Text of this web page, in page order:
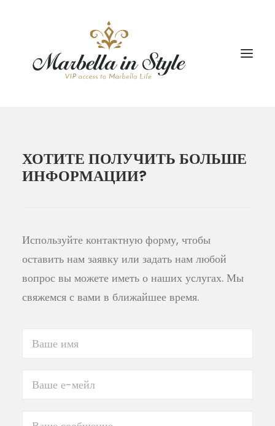
ТУРЫ
ОБРАЗ ЖИЗНИ
КЕЙТЕРИНГ И МЕРОПРИЯТИЯ
MICE
ХОТИТЕ ПОЛУЧИТЬ БОЛЬШЕ
ИНФОРМАЦИИ?
Используйте контактную форму, чтобы
оставить нам заявку или задать нам любой
вопрос вы можете иметь о наших услугах. Мы
свяжемся с вами в ближайшее время.